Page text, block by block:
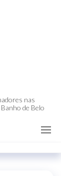
nas
de Belo